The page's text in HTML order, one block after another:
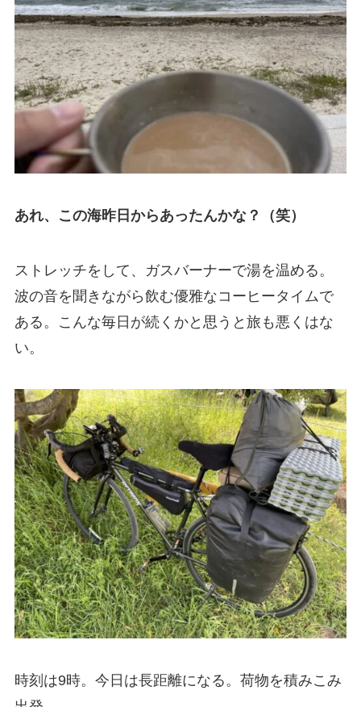
あれ、この海昨日からあったんかな？（笑）
ストレッチをして、ガスバーナーで湯を温める。
波の音を聞きながら飲む優雅なコーヒータイムで
ある。こんな毎日が続くかと思うと旅も悪くはな
い。
時刻は9時。今日は長距離になる。荷物を積みこみ